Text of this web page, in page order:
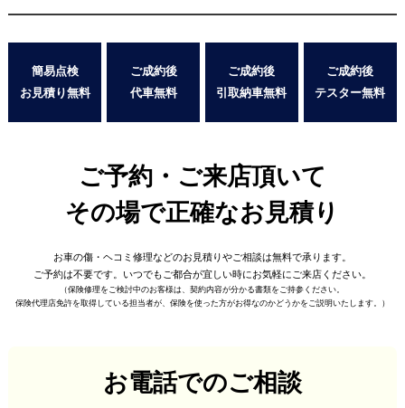
簡易点検
お見積り無料
ご成約後
代車無料
ご成約後
引取納車無料
ご成約後
テスター無料
ご予約・ご来店頂いて
その場で正確なお見積り
お車の傷・ヘコミ修理などのお見積りやご相談は無料で承ります。
ご予約は不要です。 いつでもご都合が宜しい時にお気軽にご来店ください。
（保険修理をご検討中のお客様は、契約内容が分かる書類をご持参ください。
保険代理店免許を取得している担当者が、 保険を使った方がお得なのかどうかをご説明いたします。）
お電話でのご相談